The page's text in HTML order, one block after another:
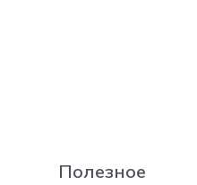
Полезное